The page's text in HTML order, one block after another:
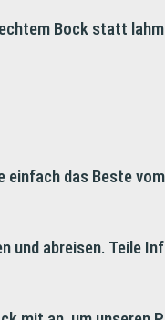
Bock statt
einfach das Beste
abreisen. Teile